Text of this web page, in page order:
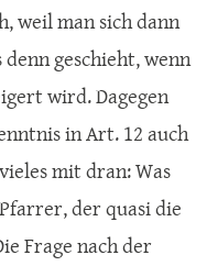
weil man sich dann
geschieht, wenn
wird. Dagegen
in Art. 12 auch
mit dran: Was
der quasi die
Frage nach der